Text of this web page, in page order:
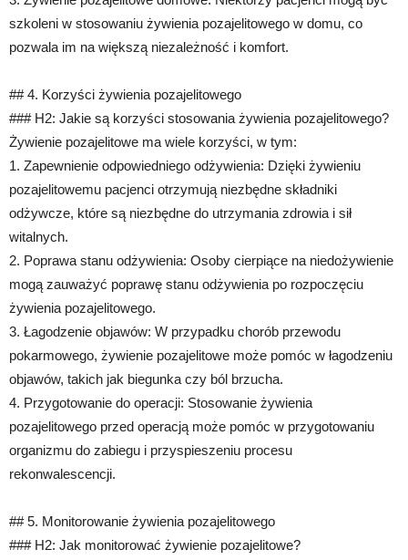
szkoleni w stosowaniu żywienia pozajelitowego w domu, co
pozwala im na większą niezależność i komfort.
## 4. Korzyści żywienia pozajelitowego
### H2: Jakie są korzyści stosowania żywienia pozajelitowego?
Żywienie pozajelitowe ma wiele korzyści, w tym:
1. Zapewnienie odpowiedniego odżywienia: Dzięki żywieniu
pozajelitowemu pacjenci otrzymują niezbędne składniki
odżywcze, które są niezbędne do utrzymania zdrowia i sił
witalnych.
2. Poprawa stanu odżywienia: Osoby cierpiące na niedożywienie
mogą zauważyć poprawę stanu odżywienia po rozpoczęciu
żywienia pozajelitowego.
3. Łagodzenie objawów: W przypadku chorób przewodu
pokarmowego, żywienie pozajelitowe może pomóc w łagodzeniu
objawów, takich jak biegunka czy ból brzucha.
4. Przygotowanie do operacji: Stosowanie żywienia
pozajelitowego przed operacją może pomóc w przygotowaniu
organizmu do zabiegu i przyspieszeniu procesu
rekonwalescencji.
## 5. Monitorowanie żywienia pozajelitowego
### H2: Jak monitorować żywienie pozajelitowe?